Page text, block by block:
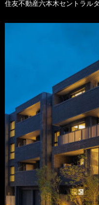
住友不動産六本木セントラル